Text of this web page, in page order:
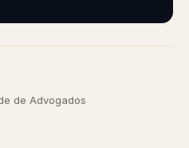
de Advogados